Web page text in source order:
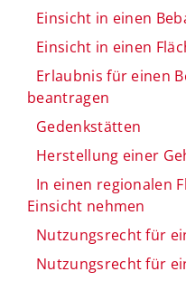
Einsicht in einen
Einsicht in einen
Erlaubnis für einen
beantragen
Gedenkstätten
Herstellung einer
In einen regionalen
Einsicht nehmen
Nutzungsrecht für
Nutzungsrecht für